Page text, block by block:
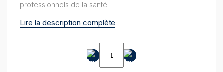
professionnels de la santé.
Lire la description complète
quantité
de